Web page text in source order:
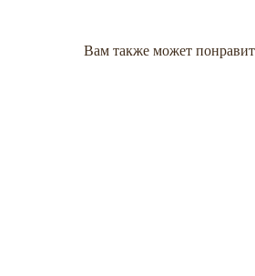
Вам также может